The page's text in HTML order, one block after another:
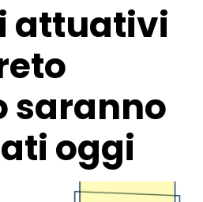
attuativi
saranno
oggi